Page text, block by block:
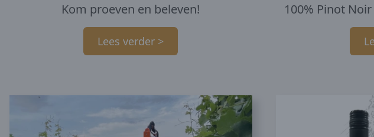
Kom proeven en beleven!
Lees verder >
100% Pinot